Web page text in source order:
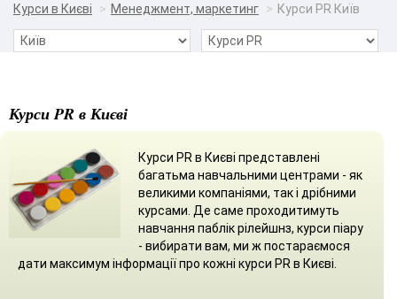
Курси в Києві
Менеджмент, маркетинг Курси PR Київ
Курси PR в Києві
Курси PR в Києві представлені
багатьма навчальними центрами - як
великими компаніями, так і дрібними
курсами. Де саме проходитимуть
навчання паблік рілейшнз, курси піару
- вибирати вам, ми ж постараємося
дати максимум інформації про кожні курси PR в Києві.